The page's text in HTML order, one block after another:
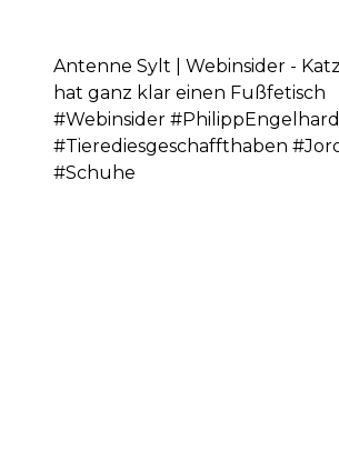
Antenne Sylt | Webinsider -
hat ganz klar einen Fußfetisch
#Webinsider
#Tierediesgeschaffthaben
#Schuhe